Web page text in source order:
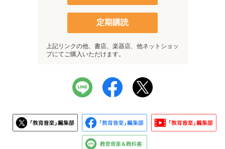
定期購読
上記リンクの他、書店、楽器店、他ネットショッ
プにてご購入いただけます。